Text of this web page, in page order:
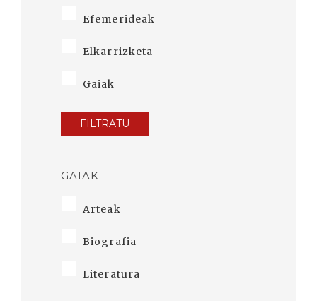
Efemerideak
Elkarrizketa
Gaiak
FILTRATU
GAIAK
Arteak
Biografia
Literatura